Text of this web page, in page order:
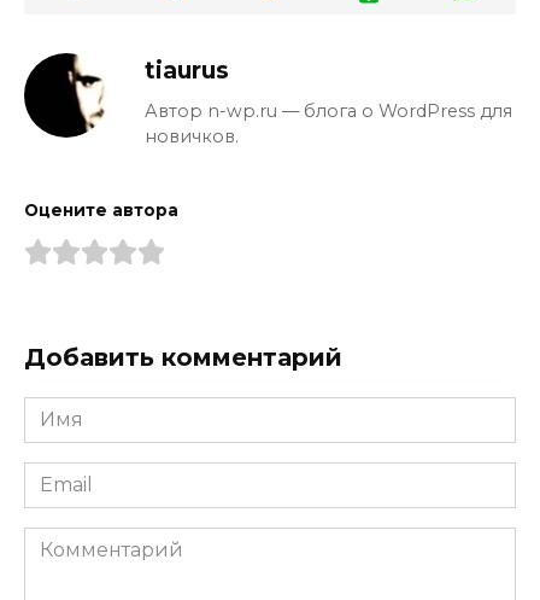
tiaurus
Автор n-wp.ru — блога о WordPress для
новичков.
Оцените автора
Добавить комментарий
Имя
*
Email
*
Комментарий